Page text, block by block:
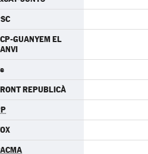
GUANYEM EL
REPUBLICÀ